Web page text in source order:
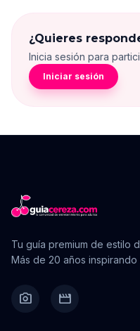
¿Quieres
Inicia sesión para
Iniciar sesión
Tu guía premium de estilo
Más de 20 años
camera_alt movie